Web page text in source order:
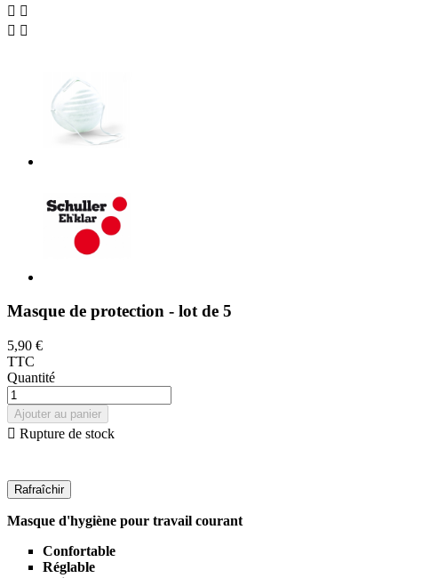
 
 
Masque de protection - lot de 5
5,90 €
TTC
Quantité
Ajouter au panier
 Rupture de stock
Masque d'hygiène pour travail courant
Confortable
Réglable